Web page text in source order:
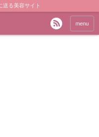
送る美容サイト
menu